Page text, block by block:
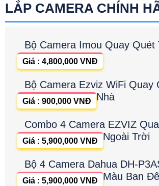
LẮP CAMERA CHÍNH
Bộ Camera Imou Quay
Giá : 4,800,000 VNĐ
Bộ Camera Ezviz WiFi Quay
Nhà
Giá : 900,000 VNĐ
Combo 4 Camera EZVIZ
Ngoài Trời
Giá : 5,900,000 VNĐ
Bộ 4 Camera Dahua DH-
Màu Ban
Giá : 5,900,000 VNĐ